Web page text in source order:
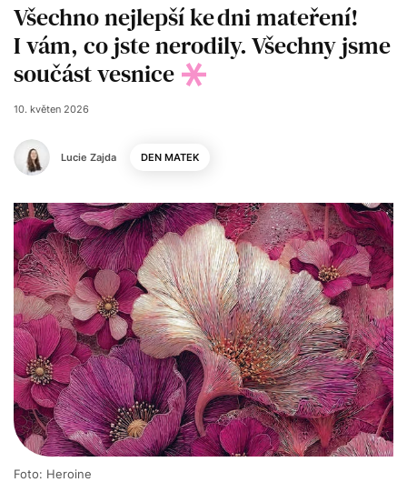
Všechno nejlepší ke dni mateření!
I vám, co jste nerodily. Všechny jsme
součást vesnice
Lucie Zajda
10. květen 2026
DEN MATEK
Foto: Heroine